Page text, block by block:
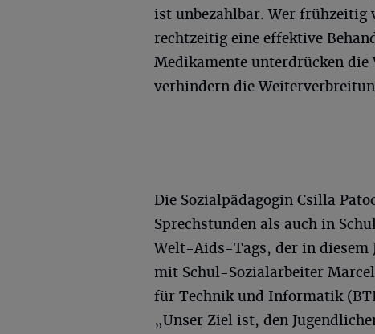
ist unbezahlbar. Wer frühzeitig
rechtzeitig eine effektive
Medikamente unterdrücken die
verhindern die
Die Sozialpädagogin Csilla
Sprechstunden als auch in
Welt-Aids-Tags, der in diesem
mit Schul-Sozialarbeiter
für Technik und Informatik
„Unser Ziel ist, den